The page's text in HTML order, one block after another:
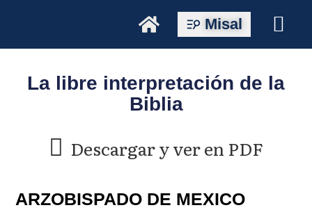
Misal
La libre interpretación de la
Biblia
Descargar y ver en PDF
ARZOBISPADO DE MEXICO